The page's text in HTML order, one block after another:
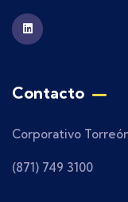
Contacto
Corporativo
(871) 749 3100